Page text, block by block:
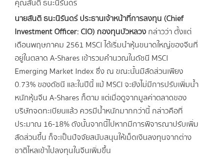
คุณสันติ ธนะนิรันดร์
นายสันติ ธนะนิรันดร์ ประธานเจ้าหน้าที่การลงทุน (Chief
Investment Officer: CIO) กองทุนบัวหลวงกล่าวว่า ตั้งแต่
เดือนพฤษภาคม 2561 MSCI ได้เริ่มนำหุ้นขนาดใหญ่ของจีนที่
อยู่ในตลาด A-Shares เข้ารวมคำนวณในดัชนี MSCI
Emerging Market Index ซึ่ง ณ ขณะนั้นมีสัดส่วนเพียง
0.73% ของดัชนี และในปีนี้ แม้ MSCI จะยังไม่มีการปรับเพิ่มน้ำ
หนักหุ้นจีน A-Shares ก็ตาม แต่เมื่อดูจากมูลค่าตลาดของ
บริษัทจดทะเบียนแล้ว ควรมีน้ำหนักมากกว่านี้ กล่าวคือที่
ประมาณ 16-18% ดังนั้นจากนี้ไปหากมีการพิจารณาปรับเพิ่ม
สัดส่วนขึ้น ก็จะเป็นปัจจัยสนับสนุนให้เม็ดเงินลงทุนจากต่าง
ชาติไหลเข้าไปลงทุนในจีนเพิ่มขึ้น